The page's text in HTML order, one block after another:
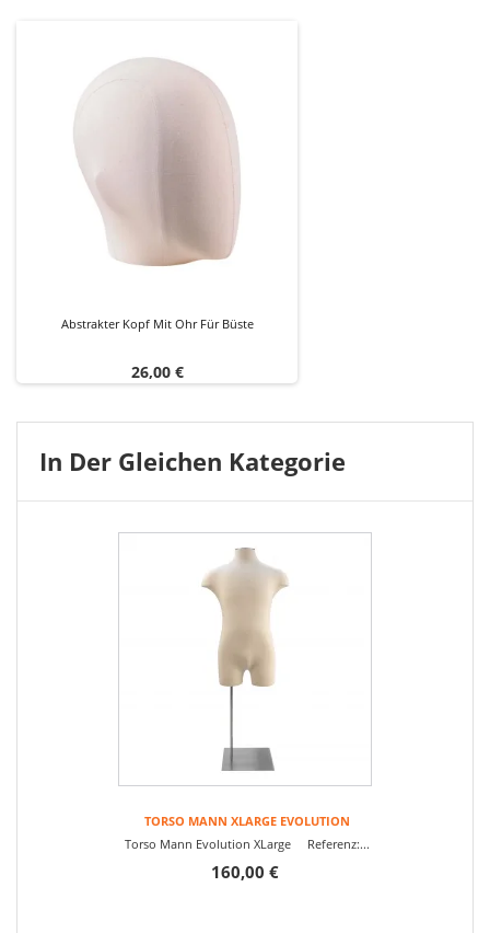
Abstrakter Kopf Mit Ohr Für Büste
Preis
26,00 €
In Der Gleichen Kategorie
TORSO MANN XLARGE EVOLUTION
Torso Mann Evolution XLarge Referenz:...
160,00 €